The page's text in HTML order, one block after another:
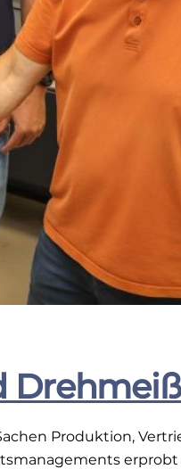
Produktion,